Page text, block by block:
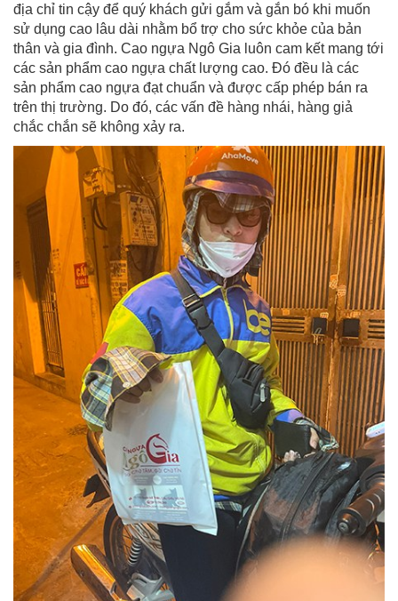
địa chỉ tin cậy để quý khách gửi gắm và gắn bó khi muốn
sử dụng cao lâu dài nhằm bổ trợ cho sức khỏe của bản
thân và gia đình. Cao ngựa Ngô Gia luôn cam kết mang tới
các sản phẩm cao ngựa chất lượng cao. Đó đều là các
sản phẩm cao ngựa đạt chuẩn và được cấp phép bán ra
trên thị trường. Do đó, các vấn đề hàng nhái, hàng giả
chắc chắn sẽ không xảy ra.